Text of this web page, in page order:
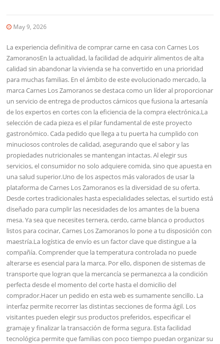
May 9, 2026
La experiencia definitiva de comprar carne en casa con Carnes Los
ZamoranosEn la actualidad, la facilidad de adquirir alimentos de alta
calidad sin abandonar la vivienda se ha convertido en una prioridad
para muchas familias. En el ámbito de este evolucionado mercado, la
marca Carnes Los Zamoranos se destaca como un líder al proporcionar
un servicio de entrega de productos cárnicos que fusiona la artesanía
de los expertos en cortes con la eficiencia de la compra electrónica.La
selección de cada pieza es el pilar fundamental de este proyecto
gastronómico. Cada pedido que llega a tu puerta ha cumplido con
minuciosos controles de calidad, asegurando que el sabor y las
propiedades nutricionales se mantengan intactas. Al elegir sus
servicios, el consumidor no solo adquiere comida, sino que apuesta en
una salud superior.Uno de los aspectos más valorados de usar la
plataforma de Carnes Los Zamoranos es la diversidad de su oferta.
Desde cortes tradicionales hasta especialidades selectas, el surtido está
diseñado para cumplir las necesidades de los amantes de la buena
mesa. Ya sea que necesites ternera, cerdo, carne blanca o productos
listos para cocinar, Carnes Los Zamoranos lo pone a tu disposición con
maestría.La logística de envío es un factor clave que distingue a la
compañía. Comprender que la temperatura controlada no puede
alterarse es esencial para la marca. Por ello, disponen de sistemas de
transporte que logran que la mercancía se permanezca a la condición
perfecta desde el momento del corte hasta el domicilio del
comprador.Hacer un pedido en esta web es sumamente sencillo. La
interfaz permite recorrer las distintas secciones de forma ágil. Los
visitantes pueden elegir sus productos preferidos, especificar el
gramaje y finalizar la transacción de forma segura. Esta facilidad
tecnológica permite que familias con poco tiempo puedan organizar su